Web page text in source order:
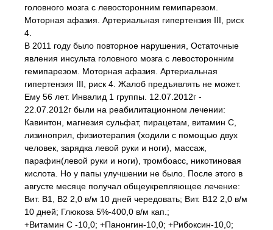
головного мозга с левосторонним гемипарезом.
Моторная афазия. Артериальная гипертензия III, риск
4.
В 2011 году было повторное нарушения, Остаточные
явления инсульта головного мозга с левосторонним
гемипарезом. Моторная афазия. Артериальная
гипертензия III, риск 4. Жалоб предъявлять не может.
Ему 56 лет. Инвалид 1 группы. 12.07.2012г -
22.07.2012г были на реабилитационном лечении:
Кавинтон, магнезия сульфат, пирацетам, витамин С,
лизиноприл, физиотерапия (ходили с помощью двух
человек, зарядка левой руки и ноги), массаж,
парафин(левой руки и ноги), тромбоасс, никотиновая
кислота. Но у папы улучшении не было. После этого в
августе месяце получал общеукрепляющее лечение:
Вит. В1, В2 2,0 в/м 10 дней чередовать; Вит. В12 2,0 в/м
10 дней; Глюкоза 5%-400,0 в/м кап.;
+Витамин С -10,0; +Панонгин-10,0; +Рибоксин-10,0;